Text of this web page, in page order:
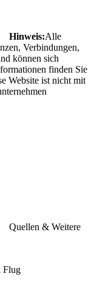
Hinweis:Alle
Verbindungen,
können sich
finden Sie
Website ist nicht mit
Quellen & Weitere
Flug